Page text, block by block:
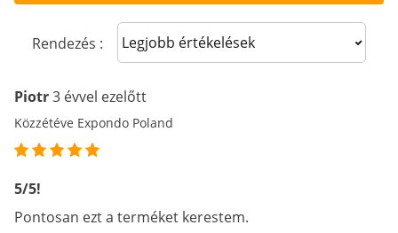
Rendezés : Sort reviews
Piotr3 évvel ezelőtt
Közzétéve Expondo Poland
5/5!
Pontosan ezt a terméket kerestem.